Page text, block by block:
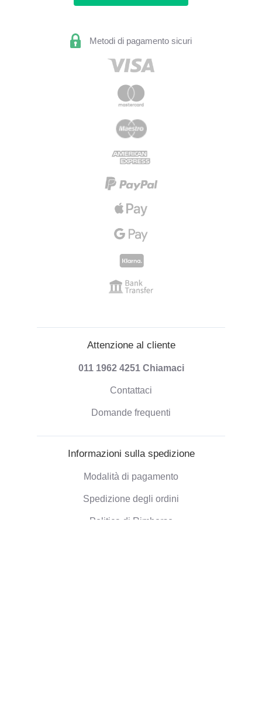
Metodi di pagamento sicuri
Attenzione al cliente
011 1962 4251 Chiamaci
Contattaci
Domande frequenti
Informazioni sulla spedizione
Modalità di pagamento
Spedizione degli ordini
Politica di Rimborso